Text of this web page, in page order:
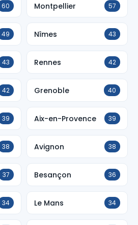
60 Montpellier 57
49 Nîmes 43
43 Rennes 42
42 Grenoble 40
39 Aix-en-Provence 39
38 Avignon 38
37 Besançon 36
34 Le Mans 34